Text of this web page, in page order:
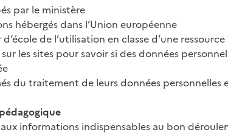
par le ministère
hébergés dans l’Union européenne
de l’utilisation en classe d’une
sites pour savoir si des données
traitement de leurs données personnelles
informations indispensables au bon